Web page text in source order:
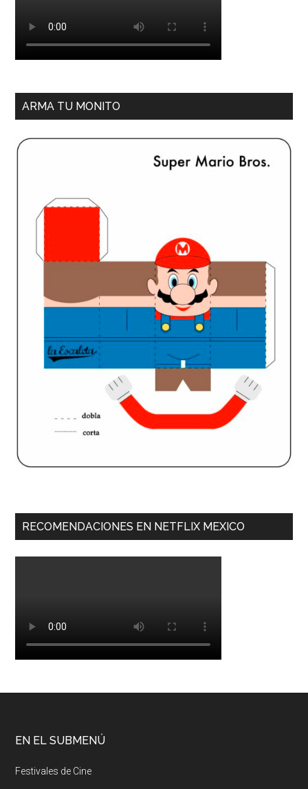
ARMA TU MONITO
RECOMENDACIONES EN NETFLIX MEXICO
EN EL SUBMENÚ
Festivales de Cine